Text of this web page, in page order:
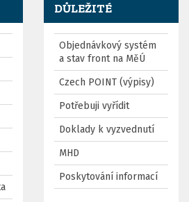
DŮLEŽITÉ
Objednávkový systém
a stav front na MěÚ
Czech POINT (výpisy)
Potřebuji vyřídit
Doklady k vyzvednutí
MHD
Poskytování informací